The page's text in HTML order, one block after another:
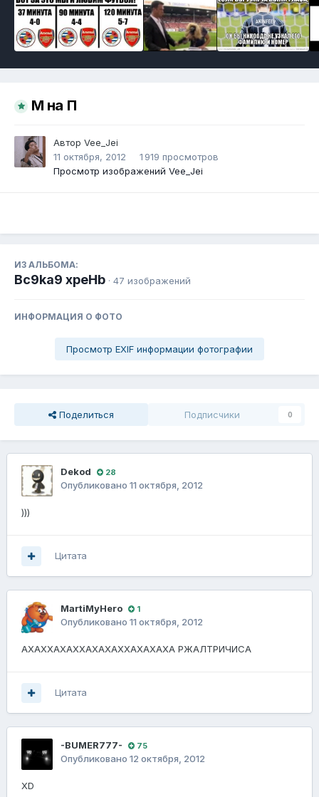
М на П
Автор Vee_Jei
11 октября, 2012
1 919 просмотров
Просмотр изображений Vee_Jei
ИЗ АЛЬБОМА:
Bc9ka9 xpeHb · 47 изображений
ИНФОРМАЦИЯ О ФОТО
Просмотр EXIF информации фотографии
Поделиться Подписчики 0
Dekod 28
Опубликовано 11 октября, 2012
)))
Цитата
MartiMyHero 1
Опубликовано 11 октября, 2012
АХАХХАХАХХАХАХАХХАХАХАХА РЖАЛТРИЧИСА
Цитата
-BUMER777- 75
Опубликовано 12 октября, 2012
XD